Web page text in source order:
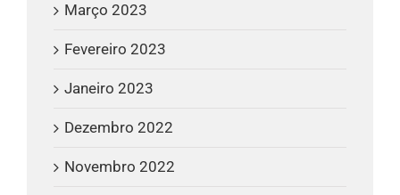
Março 2023
Fevereiro 2023
Janeiro 2023
Dezembro 2022
Novembro 2022